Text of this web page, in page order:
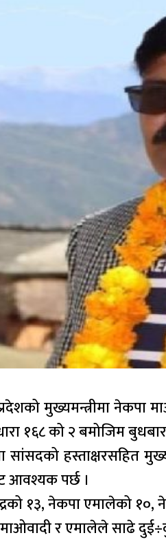
मुख्यमन्त्रीमा नेकपा
१६८ को २ बमोजिम
हस्ताक्षरसहित
आवश्यक पर्छ ।
१३, नेकपा एमालेको १०,
र एमालेले साढे